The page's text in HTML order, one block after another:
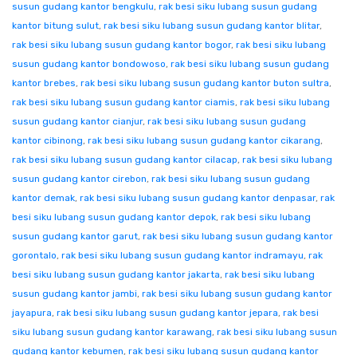
susun gudang kantor bengkulu, rak besi siku lubang susun gudang
kantor bitung sulut, rak besi siku lubang susun gudang kantor blitar,
rak besi siku lubang susun gudang kantor bogor, rak besi siku lubang
susun gudang kantor bondowoso, rak besi siku lubang susun gudang
kantor brebes, rak besi siku lubang susun gudang kantor buton sultra,
rak besi siku lubang susun gudang kantor ciamis, rak besi siku lubang
susun gudang kantor cianjur, rak besi siku lubang susun gudang
kantor cibinong, rak besi siku lubang susun gudang kantor cikarang,
rak besi siku lubang susun gudang kantor cilacap, rak besi siku lubang
susun gudang kantor cirebon, rak besi siku lubang susun gudang
kantor demak, rak besi siku lubang susun gudang kantor denpasar, rak
besi siku lubang susun gudang kantor depok, rak besi siku lubang
susun gudang kantor garut, rak besi siku lubang susun gudang kantor
gorontalo, rak besi siku lubang susun gudang kantor indramayu, rak
besi siku lubang susun gudang kantor jakarta, rak besi siku lubang
susun gudang kantor jambi, rak besi siku lubang susun gudang kantor
jayapura, rak besi siku lubang susun gudang kantor jepara, rak besi
siku lubang susun gudang kantor karawang, rak besi siku lubang susun
gudang kantor kebumen, rak besi siku lubang susun gudang kantor